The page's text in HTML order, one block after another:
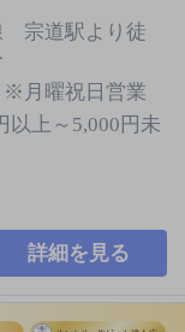
宗道駅より徒
月曜祝日営業
以上～5,000円未
詳細を見る